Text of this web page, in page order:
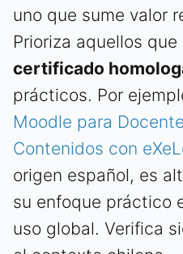
uno que sume valor
Prioriza aquellos
certificado
prácticos. Por
Moodle para
Contenidos con
origen español, es
su enfoque práctico
uso global. Verifica